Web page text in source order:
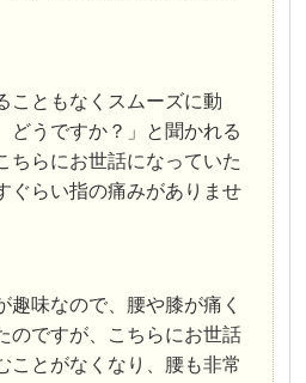
こともなくスムーズに動
どうですか？」と聞かれる
ちらにお世話になっていた
ぐらい指の痛みがありませ
趣味なので、腰や膝が痛く
のですが、こちらにお世話
ことがなくなり、腰も非常